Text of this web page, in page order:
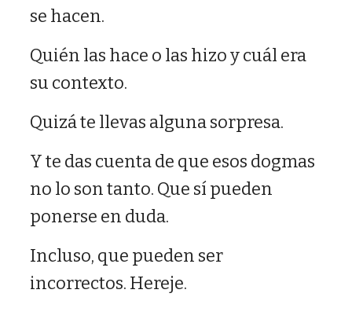
se hacen.
Quién las hace o las hizo y cuál era
su contexto.
Quizá te llevas alguna sorpresa.
Y te das cuenta de que esos dogmas
no lo son tanto. Que sí pueden
ponerse en duda.
Incluso, que pueden ser
incorrectos. Hereje.